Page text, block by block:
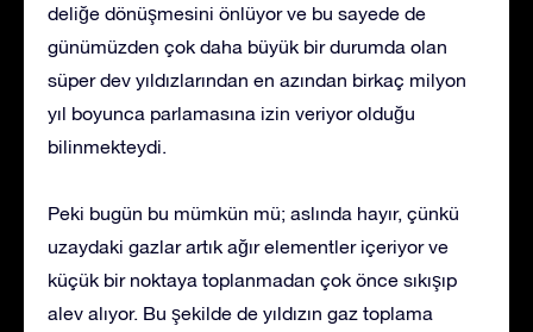
deliğe dönüşmesini önlüyor ve bu sayede de
günümüzden çok daha büyük bir durumda olan
süper dev yıldızlarından en azından birkaç milyon
yıl boyunca parlamasına izin veriyor olduğu
bilinmekteydi.
Peki bugün bu mümkün mü; aslında hayır, çünkü
uzaydaki gazlar artık ağır elementler içeriyor ve
küçük bir noktaya toplanmadan çok önce sıkışıp
alev alıyor. Bu şekilde de yıldızın gaz toplama